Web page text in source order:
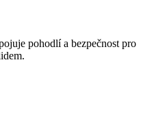
pohodlí a bezpečnost pro